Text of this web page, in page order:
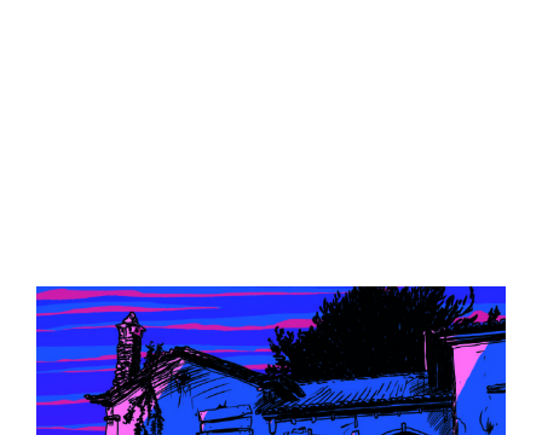
Central Comics